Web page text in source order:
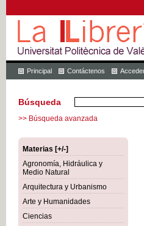
Principal Contáctenos
Búsqueda
>> Búsqueda avanzada
Materias [+/-]
Agronomía, Hidráulica y
Medio Natural
Arquitectura y Urbanismo
Arte y Humanidades
Ciencias